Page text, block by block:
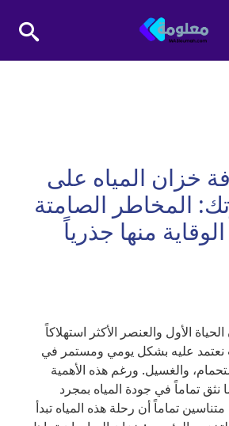
خزان المياه على
المخاطر الصامتة
منها جذرياً
الأول والعنصر الأكثر استهلاكاً
عليه بشكل يومي ومستمر في
والغسيل. ورغم هذه الأهمية
نثق تماماً في جودة المياه بمجرد
تماماً أن رحلة هذه المياه تبدأ